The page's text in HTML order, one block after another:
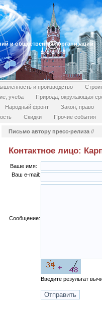
и общественных организаций
и производство
учеба
Природа, окружающая
Народный фронт
Закон, право
Скидки Прочие события
Письмо автору пресс-релиза //
Контактное лицо:
Ваше имя:
Ваш e-mail:
Сообщение:
Введите результат